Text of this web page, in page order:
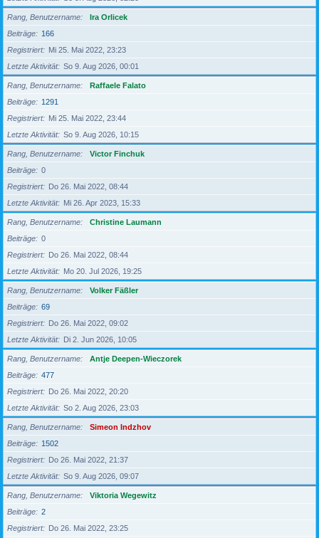
Rang, Benutzername
Ira Orlicek
Beiträge
166
Registriert
Mi 25. Mai 2022, 23:23
Letzte Aktivität
So 9. Aug 2026, 00:01
Rang, Benutzername
Raffaele Falato
Beiträge
1291
Registriert
Mi 25. Mai 2022, 23:44
Letzte Aktivität
So 9. Aug 2026, 10:15
Rang, Benutzername
Victor Finchuk
Beiträge
0
Registriert
Do 26. Mai 2022, 08:44
Letzte Aktivität
Mi 26. Apr 2023, 15:33
Rang, Benutzername
Christine Laumann
Beiträge
0
Registriert
Do 26. Mai 2022, 08:44
Letzte Aktivität
Mo 20. Jul 2026, 19:25
Rang, Benutzername
Volker Fäßler
Beiträge
69
Registriert
Do 26. Mai 2022, 09:02
Letzte Aktivität
Di 2. Jun 2026, 10:05
Rang, Benutzername
Antje Deepen-Wieczorek
Beiträge
477
Registriert
Do 26. Mai 2022, 20:20
Letzte Aktivität
So 2. Aug 2026, 23:03
Rang, Benutzername
Simeon Indzhov
Beiträge
1502
Registriert
Do 26. Mai 2022, 21:37
Letzte Aktivität
So 9. Aug 2026, 09:07
Rang, Benutzername
Viktoria Wegewitz
Beiträge
2
Registriert
Do 26. Mai 2022, 23:25